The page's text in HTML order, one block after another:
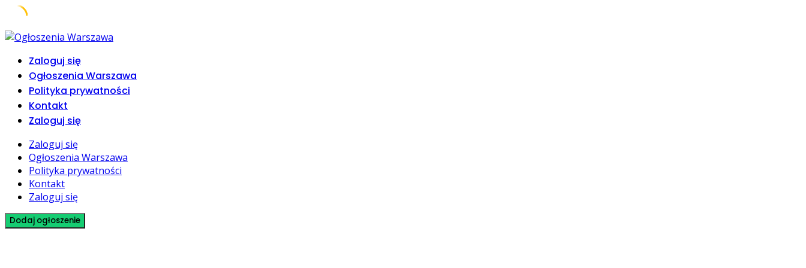
Skip
contentZaloguj się
Ogłoszenia Warszawa
Polityka prywatności
Kontakt
Zaloguj się
Zaloguj się
Ogłoszenia Warszawa
Polityka prywatności
Kontakt
Zaloguj się
Dodaj ogłoszenie